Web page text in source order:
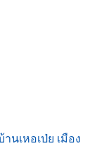
นเหอเป่ย เมือง